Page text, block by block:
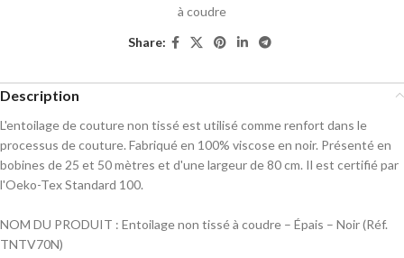
à coudre
Share:
Description
L'entoilage de couture non tissé est utilisé comme renfort dans le
processus de couture. Fabriqué en 100% viscose en noir. Présenté en
bobines de 25 et 50 mètres et d'une largeur de 80 cm. Il est certifié par
l'Oeko-Tex Standard 100.
NOM DU PRODUIT : Entoilage non tissé à coudre – Épais – Noir (Réf.
TNTV70N)